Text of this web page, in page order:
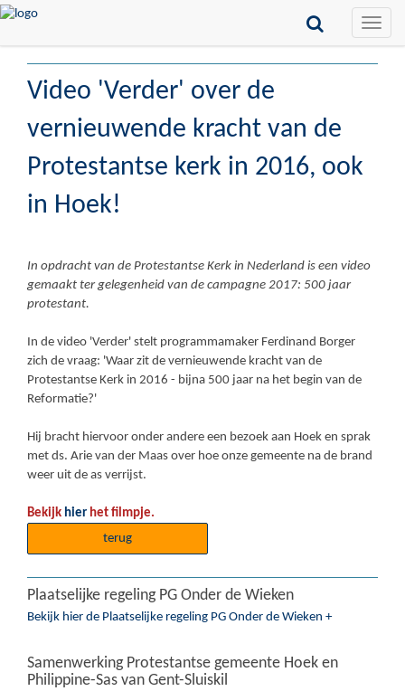
Toggle
Video 'Verder' over de
vernieuwende kracht van de
Protestantse kerk in 2016, ook
in Hoek!
In opdracht van de Protestantse Kerk in Nederland is een video
gemaakt ter gelegenheid van de campagne 2017: 500 jaar
protestant.
In de video 'Verder' stelt programmamaker Ferdinand Borger
zich de vraag: 'Waar zit de vernieuwende kracht van de
Protestantse Kerk in 2016 - bijna 500 jaar na het begin van de
Reformatie?'
Hij bracht hiervoor onder andere een bezoek aan Hoek en sprak
met ds. Arie van der Maas over hoe onze gemeente na de brand
weer uit de as verrijst.
Bekijk hier het filmpje.
terug
Plaatselijke regeling PG Onder de Wieken
Bekijk hier de Plaatselijke regeling PG Onder de Wieken +
Samenwerking Protestantse gemeente Hoek en
Philippine-Sas van Gent-Sluiskil